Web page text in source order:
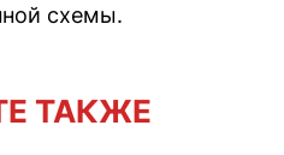
схемы.
ТАКЖЕ